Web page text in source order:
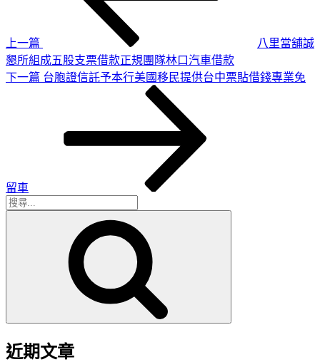
上一篇
八里當舖誠
懇所組成五股支票借款正規團隊林口汽車借款
下
下一篇 台胞證信託予本行美國移民提供台中票貼借錢專業免
留車
搜
近期文章